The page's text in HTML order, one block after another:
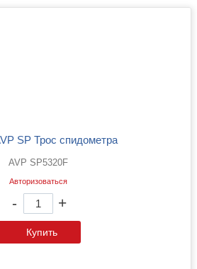
SP Трос спидометра
AVP SP5320F
Авторизоваться
- +
Купить